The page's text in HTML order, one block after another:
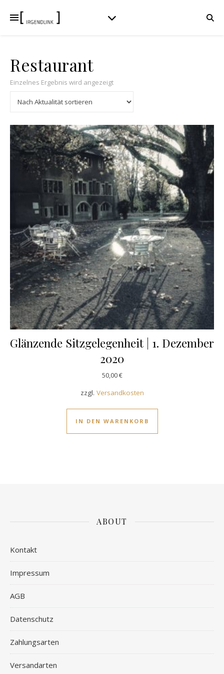
Restaurant
Einzelnes Ergebnis wird angezeigt
Glänzende Sitzgelegenheit | 1. Dezember
2020
50,00€
zzgl. Versandkosten
IN DEN WARENKORB
ABOUT
Kontakt
Impressum
AGB
Datenschutz
Zahlungsarten
Versandarten